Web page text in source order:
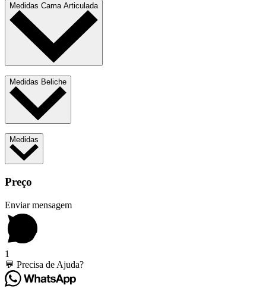
Medidas Cama Articulada
Medidas Beliche
Medidas
Preço
Enviar mensagem
1
💬 Precisa de Ajuda?